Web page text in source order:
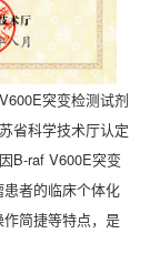
V600E突变检测试剂
省科学技术厅认定
B-raf V600E突变
者的临床个体化
简捷等特点，是